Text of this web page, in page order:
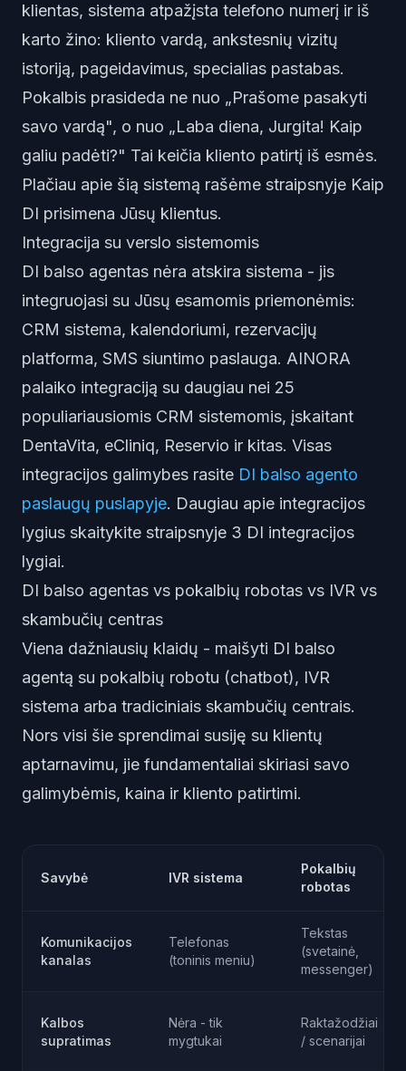
klientas, sistema atpažįsta telefono numerį ir iš
karto žino: kliento vardą, ankstesnių vizitų
istoriją, pageidavimus, specialias pastabas.
Pokalbis prasideda ne nuo „Prašome pasakyti
savo vardą", o nuo „Laba diena, Jurgita! Kaip
galiu padėti?" Tai keičia kliento patirtį iš esmės.
Plačiau apie šią sistemą rašėme straipsnyje Kaip
DI prisimena Jūsų klientus.
Integracija su verslo sistemomis
DI balso agentas nėra atskira sistema - jis
integruojasi su Jūsų esamomis priemonėmis:
CRM sistema, kalendoriumi, rezervacijų
platforma, SMS siuntimo paslauga. AINORA
palaiko integraciją su daugiau nei 25
populiariausiomis CRM sistemomis, įskaitant
DentaVita, eCliniq, Reservio ir kitas. Visas
integracijos galimybes rasite DI balso agento
paslaugų puslapyje. Daugiau apie integracijos
lygius skaitykite straipsnyje 3 DI integracijos
lygiai.
DI balso agentas vs pokalbių robotas vs IVR vs
skambučių centras
Viena dažniausių klaidų - maišyti DI balso
agentą su pokalbių robotu (chatbot), IVR
sistema arba tradiciniais skambučių centrais.
Nors visi šie sprendimai susiję su klientų
aptarnavimu, jie fundamentaliai skiriasi savo
galimybėmis, kaina ir kliento patirtimi.
Savybė IVR sistema
Pokalbių
robotas
Komunikacijos
kanalas
Telefonas
(toninis meniu)
Tekstas
(svetainė,
messenger)
Kalbos
supratimas
Nėra - tik
mygtukai
Raktažodžiai
/ scenarijai